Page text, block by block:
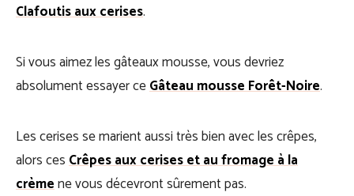
Clafoutis aux cerises.
Si vous aimez les gâteaux mousse, vous devriez
absolument essayer ceGâteau mousse Forêt-Noire.
Les cerises se marient aussi très bien avec les crêpes,
alors cesCrêpes aux cerises et au fromage à la
crèmene vous décevront sûrement pas.